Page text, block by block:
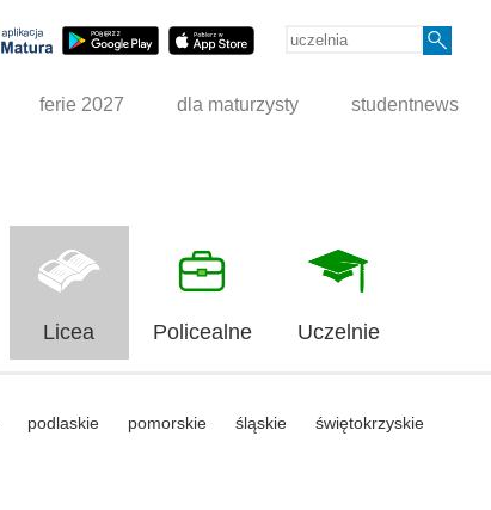
ferie 2027 dla maturzysty studentnews
Licea Policealne Uczelnie
podlaskie pomorskie śląskie świętokrzyskie